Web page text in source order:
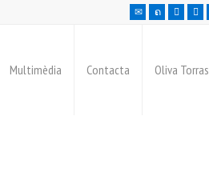
Multimèdia Contacta Oliva Torras